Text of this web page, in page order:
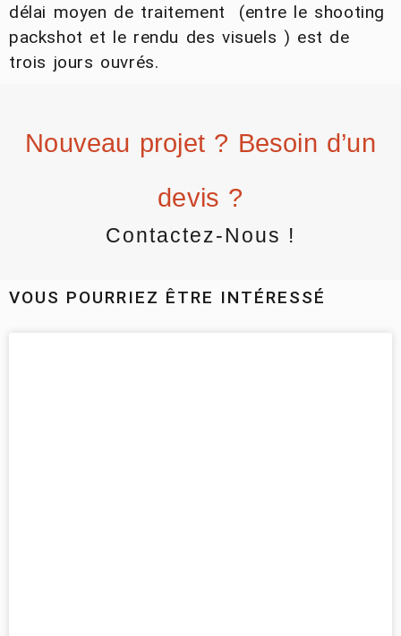
délai moyen de traitement (entre le shooting
packshot et le rendu des visuels ) est de
trois jours ouvrés.
Nouveau projet ? Besoin d’un
devis ?
Contactez-Nous !
VOUS POURRIEZ ÊTRE INTÉRESSÉ